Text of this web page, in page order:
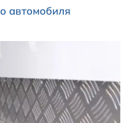
автомобиля